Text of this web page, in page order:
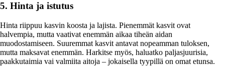
5. Hinta ja istutus
Hinta riippuu kasvin koosta ja lajista. Pienemmät kasvit ovat
halvempia, mutta vaativat enemmän aikaa tiheän aidan
muodostamiseen. Suuremmat kasvit antavat nopeamman tuloksen,
mutta maksavat enemmän. Harkitse myös, haluatko paljasjuurisia,
paakkutaimia vai valmiita aitoja – jokaisella tyypillä on omat etunsa.